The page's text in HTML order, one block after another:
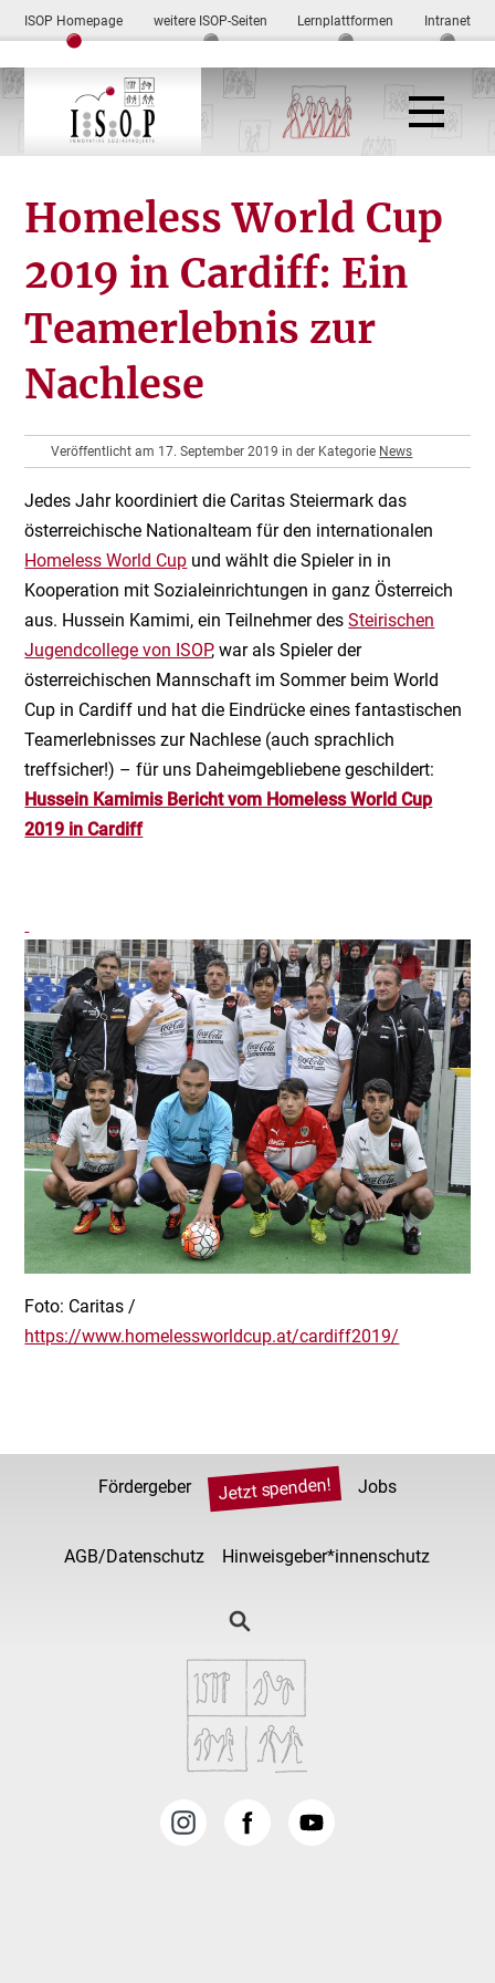
ISOP Homepage weitere ISOP-Seiten Lernplattformen Intranet
Homeless World Cup
2019 in Cardiff: Ein
Teamerlebnis zur
Nachlese
Veröffentlicht am 17. September 2019 in der Kategorie News
Jedes Jahr koordiniert die Caritas Steiermark das
österreichische Nationalteam für den internationalen
Homeless World Cup und wählt die Spieler in in
Kooperation mit Sozialeinrichtungen in ganz Österreich
aus. Hussein Kamimi, ein Teilnehmer desSteirischen
Jugendcollege von ISOP, war als Spieler der
österreichischen Mannschaft im Sommer beim World
Cup in Cardiff und hat die Eindrücke eines fantastischen
Teamerlebnisses zur Nachlese (auch sprachlich
treffsicher!) – für uns Daheimgebliebene geschildert:
Hussein Kamimis Bericht vom Homeless World Cup
2019 in Cardiff
Foto: Caritas /
https://www.homelessworldcup.at/cardiff2019/
Fördergeber Jetzt spenden! Jobs
AGB/Datenschutz Hinweisgeber*innenschutz